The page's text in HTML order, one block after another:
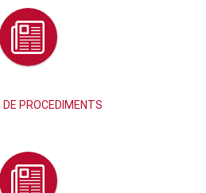
DE PROCEDIMENTS